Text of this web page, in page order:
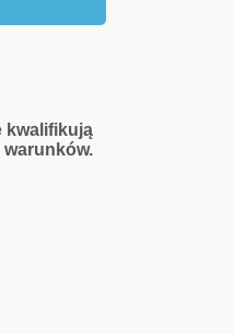
kwalifikują